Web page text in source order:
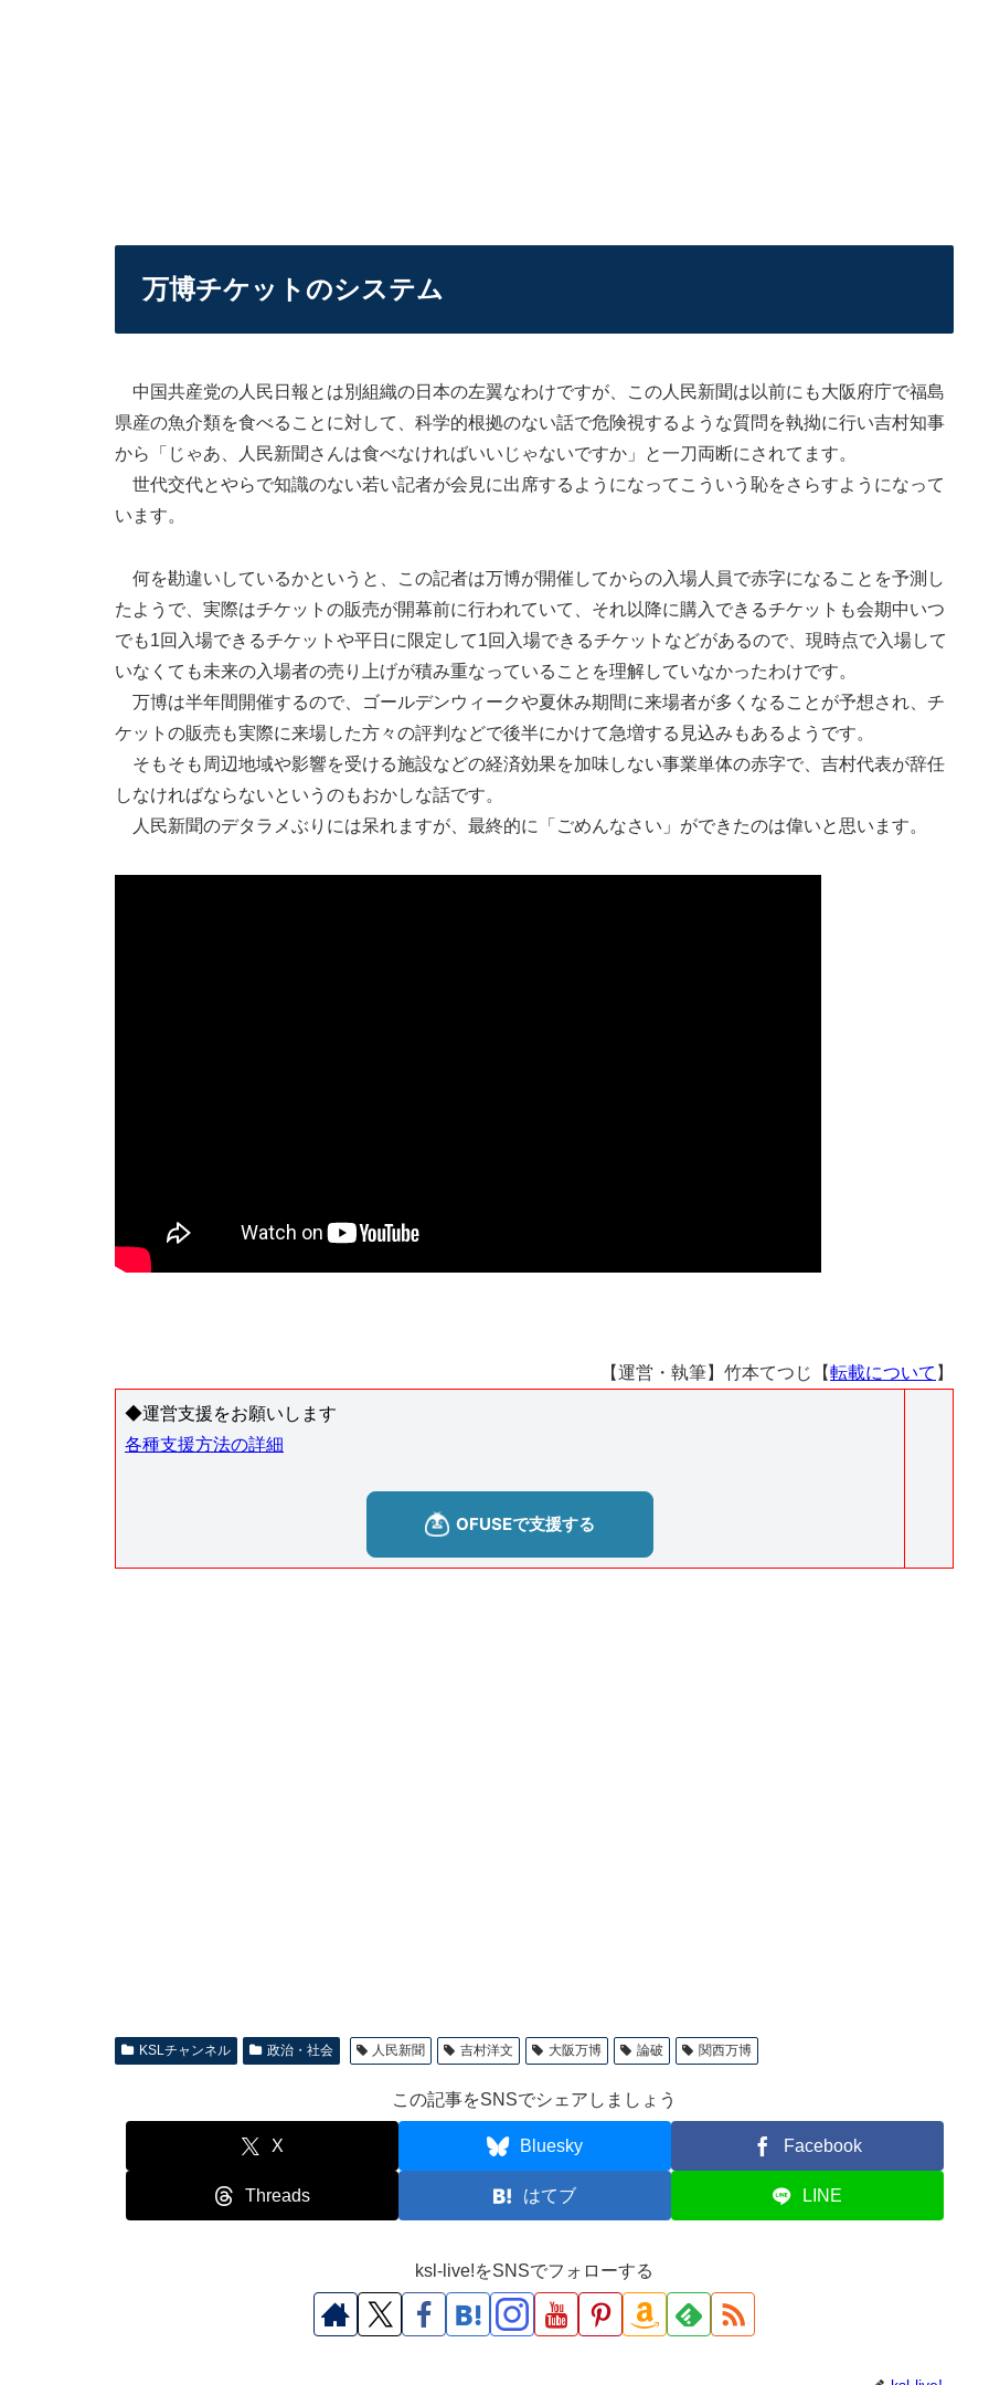
万博チケットのシステム
中国共産党の人民日報とは別組織の日本の左翼なわけですが、この人民新聞は以前にも大阪府庁で福島
県産の魚介類を食べることに対して、科学的根拠のない話で危険視するような質問を執拗に行い吉村知事
から「じゃあ、人民新聞さんは食べなければいいじゃないですか」と一刀両断にされてます。
世代交代とやらで知識のない若い記者が会見に出席するようになってこういう恥をさらすようになって
います。
何を勘違いしているかというと、この記者は万博が開催してからの入場人員で赤字になることを予測し
たようで、実際はチケットの販売が開幕前に行われていて、それ以降に購入できるチケットも会期中いつ
でも1回入場できるチケットや平日に限定して1回入場できるチケットなどがあるので、現時点で入場して
いなくても未来の入場者の売り上げが積み重なっていることを理解していなかったわけです。
万博は半年間開催するので、ゴールデンウィークや夏休み期間に来場者が多くなることが予想され、チ
ケットの販売も実際に来場した方々の評判などで後半にかけて急増する見込みもあるようです。
そもそも周辺地域や影響を受ける施設などの経済効果を加味しない事業単体の赤字で、吉村代表が辞任
しなければならないというのもおかしな話です。
人民新聞のデタラメぶりには呆れますが、最終的に「ごめんなさい」ができたのは偉いと思います。
【運営・執筆】竹本てつじ【転載について 】
◆運営支援をお願いします
各種支援方法の詳細
KSLチャンネル 政治・社会 人民新聞 吉村洋文 大阪万博 論破 関西万博
この記事をSNSでシェアしましょう
X Bluesky Facebook
Threads はてブ LINE
ksl-live!をSNSでフォローする